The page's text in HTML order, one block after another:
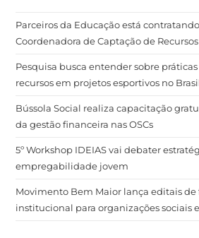
Parceiros da Educação está
Coordenadora de Captação de Recursos
Pesquisa busca entender sobre
recursos em projetos esportivos no
Bússola Social realiza capacitação
da gestão financeira nas OSCs
5º Workshop IDEIAS vai debater
empregabilidade jovem
Movimento Bem Maior lança editais
institucional para organizações sociais